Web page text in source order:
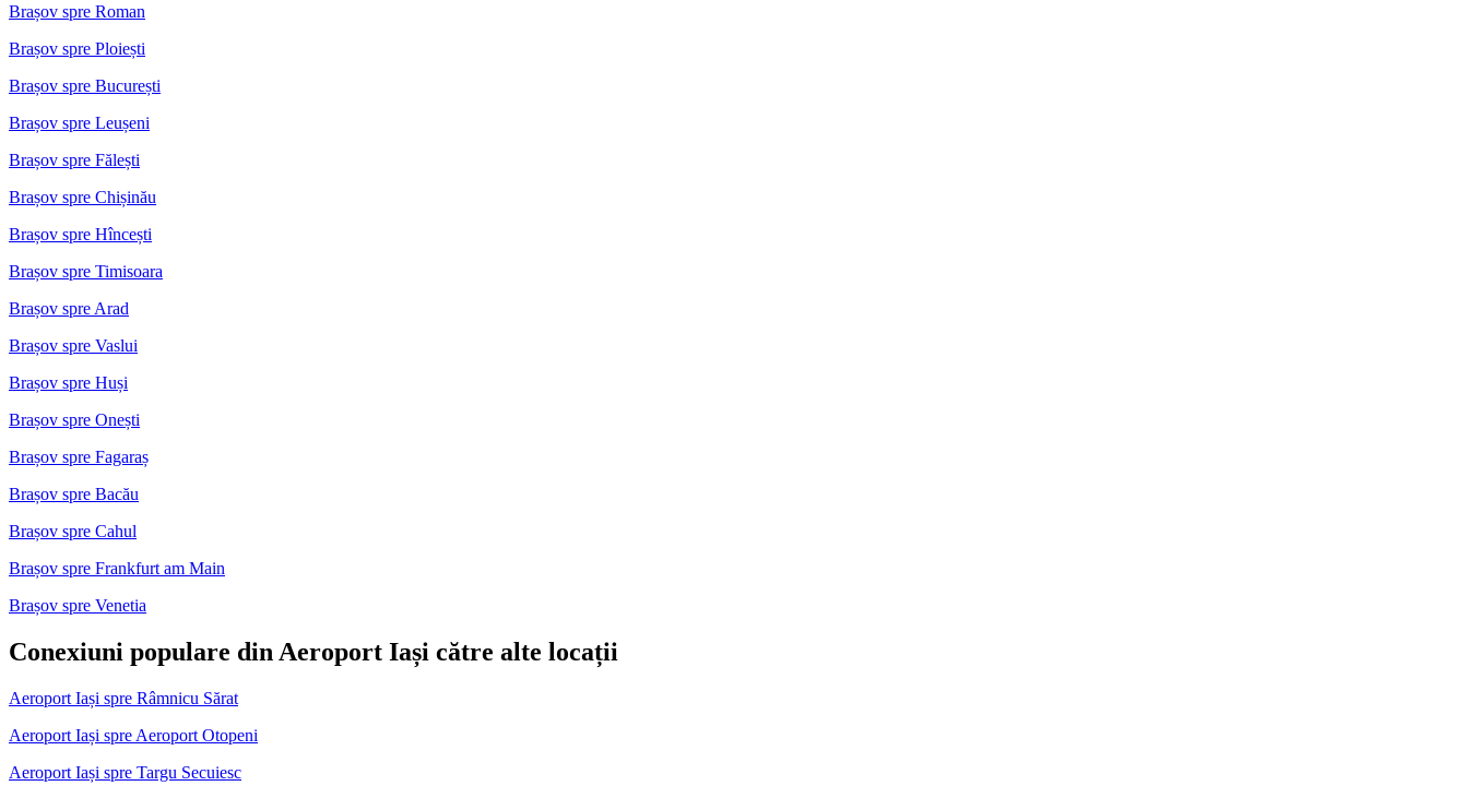
Brașov spre Roman
Brașov spre Ploiești
Brașov spre București
Brașov spre Leușeni
Brașov spre Fălești
Brașov spre Chișinău
Brașov spre Hîncești
Brașov spre Timisoara
Brașov spre Arad
Brașov spre Vaslui
Brașov spre Huși
Brașov spre Onești
Brașov spre Fagaraș
Brașov spre Bacău
Brașov spre Cahul
Brașov spre Frankfurt am Main
Brașov spre Venetia
Conexiuni populare din Aeroport Iași către alte locații
Aeroport Iași spre Râmnicu Sărat
Aeroport Iași spre Aeroport Otopeni
Aeroport Iași spre Targu Secuiesc